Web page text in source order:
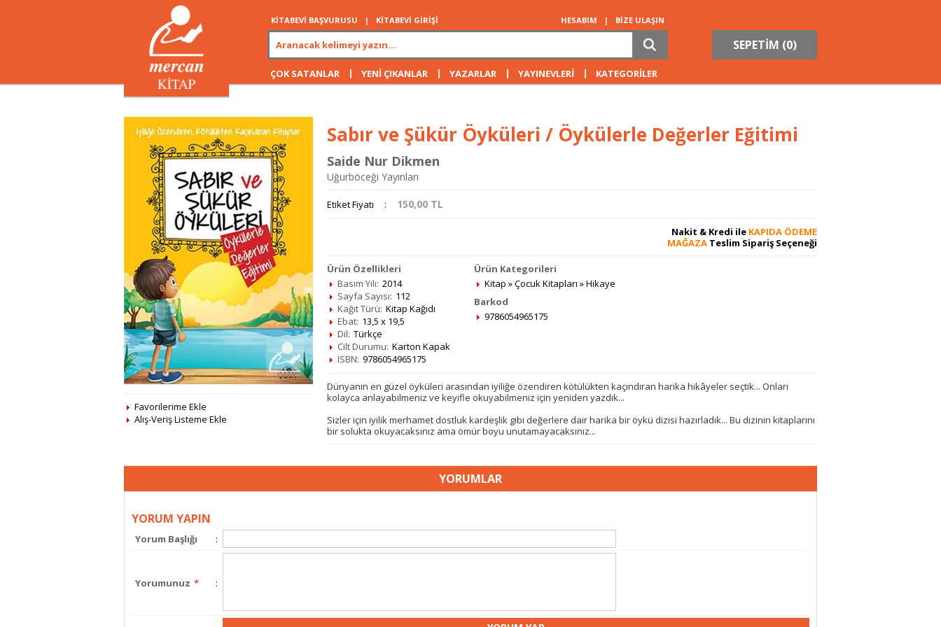
KİTABEVİ BAŞVURUSU | KİTABEVİ GİRİŞİ HESABIM | BİZE ULAŞIN
SEPETİM (0)
ÇOK SATANLAR | YENİ ÇIKANLAR | YAZARLAR | YAYINEVLERİ | KATEGORİLER
Favorilerime Ekle
Alış-Veriş Listeme Ekle
Sabır ve Şükür Öyküleri / Öykülerle Değerler Eğitimi
Saide Nur Dikmen
Uğurböceği Yayınları
Etiket Fiyatı : 150,00 TL
Nakit & Kredi ile KAPIDA ÖDEME
MAĞAZA Teslim Sipariş Seçeneği
Ürün Özellikleri
Basım Yılı: 2014
Sayfa Sayısı: 112
Kağıt Türü: Kitap Kağıdı
Ebat: 13,5 x 19,5
Dil: Türkçe
Cilt Durumu: Karton Kapak
ISBN: 9786054965175
Ürün Kategorileri
Kitap »Çocuk Kitapları »Hikaye
Barkod
9786054965175
Dünyanın en güzel öyküleri arasından iyiliğe özendiren kötülükten kaçındıran harika hikâyeler seçtik... Onları
kolayca anlayabilmeniz ve keyifle okuyabilmeniz için yeniden yazdık...
Sizler için iyilik merhamet dostluk kardeşlik gibi değerlere dair harika bir öykü dizisi hazırladık... Bu dizinin kitaplarını
bir solukta okuyacaksınız ama ömür boyu unutamayacaksınız...
YORUMLAR
YORUM YAPIN
Yorum Başlığı :
Yorumunuz * :